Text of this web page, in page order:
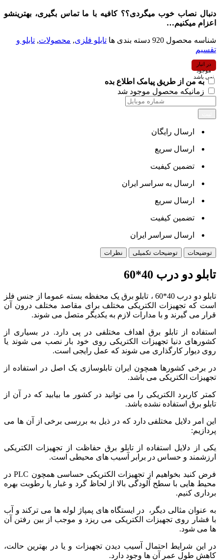
دنبال نصاب خوب میگردی؟؟ کافیه با ما تماس بگیری، بهترینشو
اعزام میکنیم…
شناسه محصول 920 دسته بندی ها تابلو فلزی, محصولات, تابلو و
تقسیم
در انبار
موجود
نمی باشد
به من از طریق پیامک اطلاع بده
زمانیکه محصول موجود شد
ارسال رایگان
ارسال سریع
تضمین کیفیت
ارسال به سراسر ایران
ارسال سریع
تضمین کیفیت
ارسال سراسر ایران
توضیحات توضیحات تکمیلی نظرات
تابلو دو درب 40*60
تابلو دو درب 40*60 ، تابلو برق یک محفظه بسته عموما از جنس فلز
است که تجهیزات الکتریکی مختلف برای مقاصد مختلف درون آن
قرار می گیرند و با مدارات لازم به یکدیگر متصل می شوند.
استفاده از تابلو برق اهداف مختلفی در پی دارد. در بسیاری از
کشورهای دنیا تجهیزات الکتریکی روی خود بار نصب می شوند یا
روی دیوار کارگذاری می شوند که عمل رایجی است.
در برخی کشورها همچون ایران تابلوسازی یک اصل در استفاده از
تجهیزات الکتریکی می باشد.
کمتر کاربرد الکتریکی را می توانید در کشور ما بیابید که در آن از
تابلو برق استفاده نشده باشد.
این امر دلایل مختلفی دارد که در ذیل به بررسی برخی از آن ها می
پردازیم:
یکی از دلایل استفاده از تابلو برق حفاظت از تجهیزات الکتریکی
ارزشمند و حساس در برابر آسیب های محیطی است.
فرض کنید بخواهیم از تجهیزات الکتریکی حساسی همچون PLC در
محیط هایی با سطح آلودگی بالا از لحاظ گرد و غبار یا رطوبت بهره
برداری کنیم.
به عنوان مثالی دیگر، در ایستگاه های پمپاژ لوله ها می ترکند و آب
با فشار روی تجهیزات الکتریکی می ریزد و موجب از بین رفتن آن
ها می شود.
در این شرایط احتمال آسیب دیدن تجهیزات و یا در بهترین حالت،
کاهش طول عمر آن ها وجود دارد.